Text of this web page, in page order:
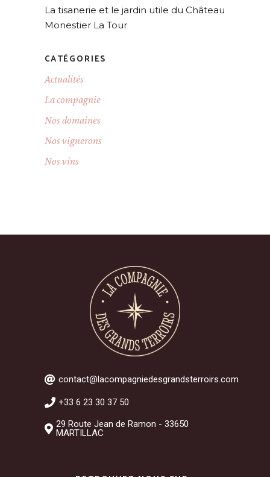
La tisanerie et le jardin utile du Château
Monestier La Tour
CATÉGORIES
Actualités
La compagnie
Nos domaines
Nos vignerons
Nos vins
contact@lacompagniedesgrandsterroirs.com
+33 6 23 30 37 50
29 Route Jean de Ramon - 33650
MARTILLAC